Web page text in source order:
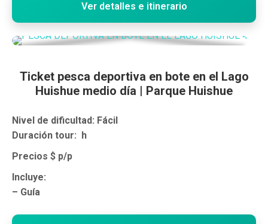
Ver detalles e itinerario
Ticket pesca deportiva en bote en el Lago
Huishue medio día | Parque Huishue
Nivel de dificultad: Fácil
Duración tour: h
Precios $ p/p
Incluye:
– Guía